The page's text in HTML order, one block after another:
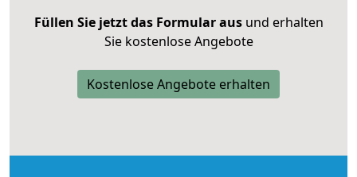
Füllen Sie jetzt das Formular ausund erhalten
Sie kostenlose Angebote
Kostenlose Angebote erhalten